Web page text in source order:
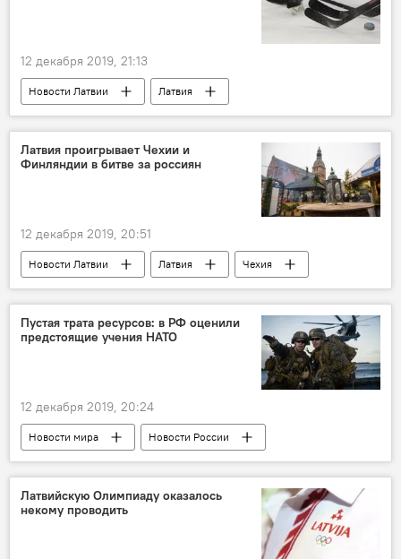
12 декабря 2019, 21:13
Новости Латвии
Латвия
Центр госязыка
латышский язык
Латвийская федерация хоккея
Латвия проигрывает Чехии и
Финляндии в битве за россиян
12 декабря 2019, 20:51
Новости Латвии Латвия
Чехия
Финляндия
россияне
Пустая трата ресурсов: в РФ оценили
предстоящие учения НАТО
12 декабря 2019, 20:24
Новости мира
Новости России
Россия
Александр Грушко
НАТО
учения
оборона
Латвийскую Олимпиаду оказалось
некому проводить